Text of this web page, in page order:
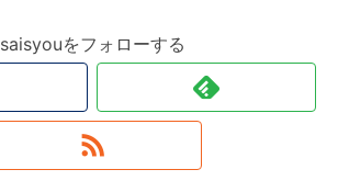
saisyouをフォローする